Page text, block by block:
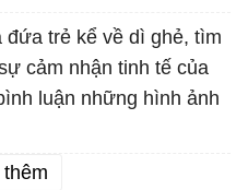
trẻ kể về dì ghẻ, tìm
cảm nhận tinh tế của
luận những hình ảnh